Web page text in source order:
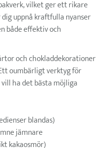
vilket ger ett rikare
uppnå kraftfulla nyanser
både effektiv och
och chokladdekorationer
oumbärligt verktyg för
ha det bästa möjliga
blandas)
jämnare
kakaosmör)